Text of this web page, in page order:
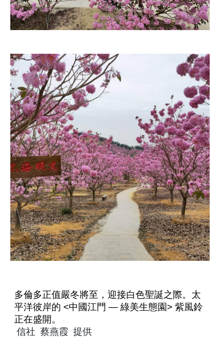
多倫多正值嚴冬將至，迎接白色聖誕之際。太
平洋彼岸的 <中國江門 — 綠美生態園> 紫風鈴
正在盛開。
信社 蔡燕霞 提供